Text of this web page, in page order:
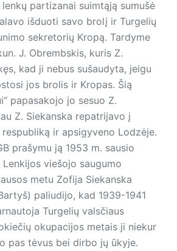
lenkų partizanai suimtąją sumušė
išduoti savo brolį ir Turgelių
sekretorių Kropą. Tardyme
J. Obrembskis, kuris Z.
kad ji nebus sušaudyta, jeigu
jos brolis ir Kropas. Šią
papasakojo jo sesuo Z.
Z. Siekanska repatrijavo į
ir apsigyveno Lodzėje.
prašymu ją 1953 m. sausio
Lenkijos viešojo saugumo
metu Zofija Siekanska
paliudijo, kad 1939-1941
Turgelių valsčiaus
okupacijos metais ji niekur
pas tėvus bei dirbo jų ūkyje.